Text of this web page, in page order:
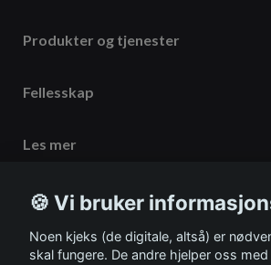
Produkter og tjenester
Fellesskap
Les mer
Meld deg på vårt
🍪 Vi bruker
Noen kjeks (de digitale, altså) er
skal fungere. De andre hjelper oss